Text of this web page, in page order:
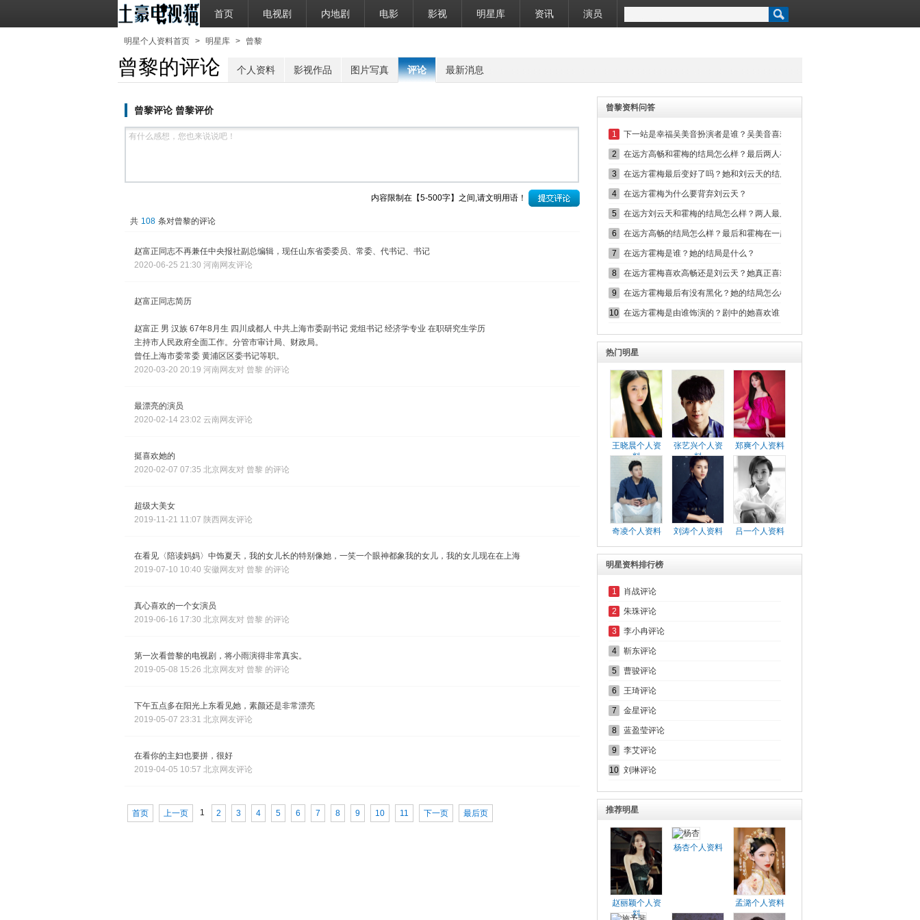
首页 电视剧 内地剧 电影 影视 明星库 资讯 演员
明星个人资料首页 > 明星库 > 曾黎
曾黎的评论 个人资料 影视作品 图片写真 评论 最新消息
曾黎评论 曾黎评价
内容限制在【5-500字】之间,请文明用语！
共 108 条对曾黎的评论
赵富正同志不再兼任中央报社副总编辑，现任山东省委委员、常委、代书记、书记
2020-06-25 21:30 河南网友评论
赵富正同志简历
赵富正 男 汉族 67年8月生 四川成都人 中共上海市委副书记 党组书记 经济学专业 在职研究生学历
主持市人民政府全面工作。分管市审计局、财政局。
曾任上海市委常委 黄浦区区委书记等职。
2020-03-20 20:19 河南网友对 曾黎 的评论
最漂亮的演员
2020-02-14 23:02 云南网友评论
挺喜欢她的
2020-02-07 07:35 北京网友对 曾黎 的评论
超级大美女
2019-11-21 11:07 陕西网友评论
在看见〈陪读妈妈〉中饰夏天，我的女儿长的特别像她，一笑一个眼神都象我的女儿，我的女儿现在在上海
2019-07-10 10:40 安徽网友对 曾黎 的评论
真心喜欢的一个女演员
2019-06-16 17:30 北京网友对 曾黎 的评论
第一次看曾黎的电视剧，将小雨演得非常真实。
2019-05-08 15:26 北京网友对 曾黎 的评论
下午五点多在阳光上东看见她，素颜还是非常漂亮
2019-05-07 23:31 北京网友评论
在看你的主妇也要拼，很好
2019-04-05 10:57 北京网友评论
首页 上一页 1 2 3 4 5 6 7 8 9 10 11 下一页 最后页
曾黎资料问答
1 下一站是幸福吴美音扮演者是谁？吴美音喜欢元宋吗？
2 在远方高畅和霍梅的结局怎么样？最后两人在一起了吗？
3 在远方霍梅最后变好了吗？她和刘云天的结局怎么样？
4 在远方霍梅为什么要背弃刘云天？
5 在远方刘云天和霍梅的结局怎么样？两人最后在一起了吗？
6 在远方高畅的结局怎么样？最后和霍梅在一起了吗？
7 在远方霍梅是谁？她的结局是什么？
8 在远方霍梅喜欢高畅还是刘云天？她真正喜欢的人是谁？
9 在远方霍梅最后有没有黑化？她的结局怎么样？
10 在远方霍梅是由谁饰演的？剧中的她喜欢谁？
热门明星
王晓晨个人资
料
张艺兴个人资
料
郑爽个人资料
奇凌个人资料 刘涛个人资料 吕一个人资料
明星资料排行榜
1 肖战评论
2 朱珠评论
3 李小冉评论
4 靳东评论
5 曹骏评论
6 王琦评论
7 金星评论
8 蓝盈莹评论
9 李艾评论
10 刘琳评论
推荐明星
赵丽颖个人资
料
杨杏个人资料
孟潞个人资料